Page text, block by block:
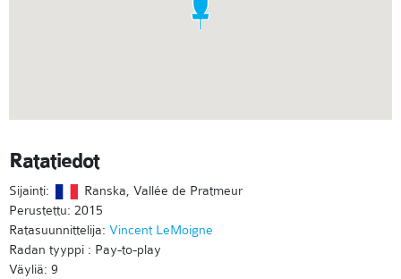
Ratatiedot
Sijainti:
Ranska, Vallée de Pratmeur
Perustettu: 2015
Ratasuunnittelija: Vincent LeMoigne
Radan tyyppi : Pay-to-play
Väyliä: 9